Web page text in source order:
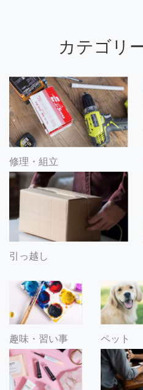
カテゴリ
修理・組立
引っ越し
趣味・習い事 ペット